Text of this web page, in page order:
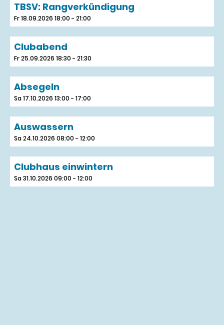
TBSV: Rangverkündigung
Fr 18.09.2026 18:00 - 21:00
Clubabend
Fr 25.09.2026 18:30 - 21:30
Absegeln
Sa 17.10.2026 13:00 - 17:00
Auswassern
Sa 24.10.2026 08:00 - 12:00
Clubhaus einwintern
Sa 31.10.2026 09:00 - 12:00